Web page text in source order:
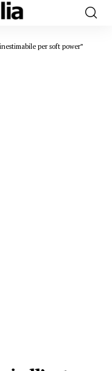
per soft power”